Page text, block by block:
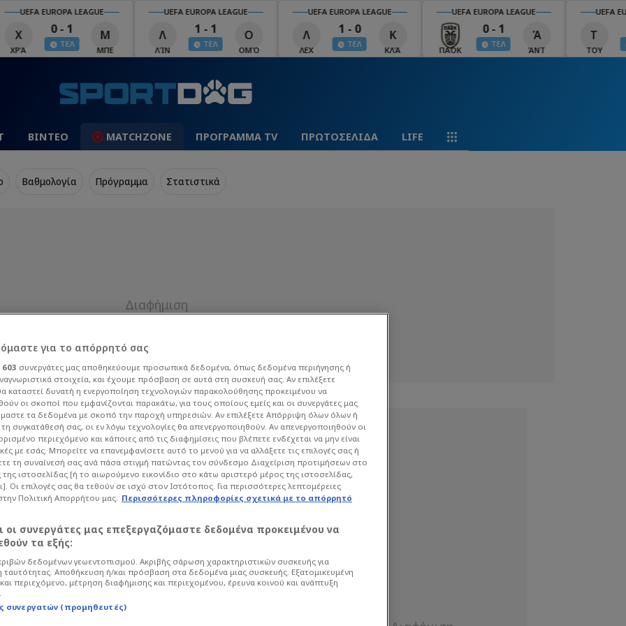
UEFA EUROPA LEAGUE
Χ
ΧΡΆ
0 - 1
ΤΕΛ
Μ
ΜΠΕ
UEFA EUROPA LEAGUE
Λ
ΛΊΝ
1 - 1
ΤΕΛ
Ο
ΟΜΌ
UEFA EUROPA LEAGUE
Λ
ΛΕΧ
1 - 0
ΤΕΛ
Κ
ΚΛΆ
UEFA EUROPA LEAGUE
ΠΑΟΚ
0 - 1
ΤΕΛ
Ά
ΆΝΤ
UEFA
Τ
ΤΟΥ
ΒΙΝΤΕΟ MATCHZONE ΠΡΟΓΡΑΜΜΑ TV ΠΡΩΤΟΣΕΛΙΔΑ LIFE
Βαθμολογία Πρόγραμμα Στατιστικά
Κύπελλο με μυθικό
(ΒΙΝΤΕΟ)
26 - 19:04 Ποδόσφαιρο Premier League
τα γκολ της χρονιάς με τρομερό
με 1-0 την Τσέλσι στον τελικό
για το απόρρητό σας
603 συνεργάτες μας αποθηκεύουμε προσωπικά δεδομένα, όπως δεδομένα περιήγησης ή
στοιχεία, και έχουμε πρόσβαση σε αυτά στη συσκευή σας. Αν επιλέξετε
καταστεί δυνατή η ενεργοποίηση τεχνολογιών παρακολούθησης προκειμένου να
οι σκοποί που εμφανίζονται παρακάτω, για τους οποίους εμείς και οι συνεργάτες μας
τα δεδομένα με σκοπό την παροχή υπηρεσιών. Αν επιλέξετε Απόρριψη όλων όλων ή
συγκατάθεσή σας, οι εν λόγω τεχνολογίες θα απενεργοποιηθούν. Αν απενεργοποιηθούν οι
περιεχόμενο και κάποιες από τις διαφημίσεις που βλέπετε ενδέχεται να μην είναι
με εσάς. Μπορείτε να επανεμφανίσετε αυτό το μενού για να αλλάξετε τις επιλογές σας ή
τη συναίνεσή σας ανά πάσα στιγμή πατώντας τον σύνδεσμο Διαχείριση προτιμήσεων στο
ιστοσελίδας [ή το αιωρούμενο εικονίδιο στο κάτω αριστερό μέρος της ιστοσελίδας,
Οι επιλογές σας θα τεθούν σε ισχύ στον Ιστότοπος. Για περισσότερες λεπτομέρειες
Πολιτική Απορρήτου μας. Περισσότερες πληροφορίες σχετικά με το απόρρητό
οι συνεργάτες μας επεξεργαζόμαστε δεδομένα προκειμένου να
τα εξής:
δεδομένων γεωεντοπισμού. Ακριβής σάρωση χαρακτηριστικών συσκευής για
ταυτότητας. Αποθήκευση ή/και πρόσβαση στα δεδομένα μιας συσκευής. Εξατομικευμένη
περιεχόμενο, μέτρηση διαφήμισης και περιεχομένου, έρευνα κοινού και ανάπτυξη
συνεργατών (προμηθευτές)